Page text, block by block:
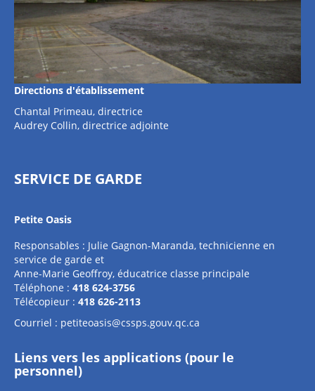
Directions d'établissement
Chantal Primeau, directrice
Audrey Collin, directrice adjointe
SERVICE DE GARDE
Petite Oasis
Responsables : Julie Gagnon-Maranda, technicienne en
service de garde et
Anne-Marie Geoffroy, éducatrice classe principale
Téléphone : 418 624-3756
Télécopieur : 418 626-2113
Courriel : petiteoasis@cssps.gouv.qc.ca
Liens vers les applications (pour le
personnel)